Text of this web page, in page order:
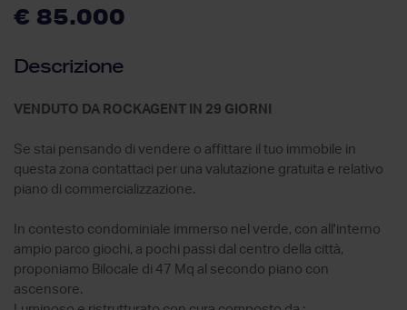
€ 85.000
Descrizione
VENDUTO DA ROCKAGENT IN 29 GIORNI
Se stai pensando di vendere o affittare il tuo immobile in
questa zona contattaci per una valutazione gratuita e relativo
piano di commercializzazione.
In contesto condominiale immerso nel verde, con all'interno
ampio parco giochi, a pochi passi dal centro della città,
proponiamo Bilocale di 47 Mq al secondo piano con
ascensore.